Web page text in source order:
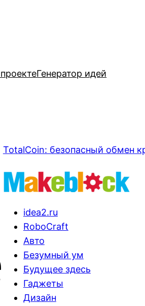
Генератор идей
TotalCoin: безопасный обмен
idea2.ru
RoboCraft
Авто
Безумный ум
Будущее здесь
Гаджеты
Дизайн